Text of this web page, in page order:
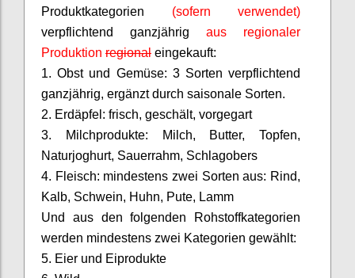
Produktkategorien (sofern verwendet)
verpflichtend ganzjährig aus regionaler
Produktion regional eingekauft:
1. Obst und Gemüse: 3 Sorten verpflichtend
ganzjährig, ergänzt durch saisonale Sorten.
2. Erdäpfel: frisch, geschält, vorgegart
3. Milchprodukte: Milch, Butter, Topfen,
Naturjoghurt, Sauerrahm, Schlagobers
4. Fleisch: mindestens zwei Sorten aus: Rind,
Kalb, Schwein, Huhn, Pute, Lamm
Und aus den folgenden Rohstoffkategorien
werden mindestens zwei Kategorien gewählt:
5. Eier und Eiprodukte